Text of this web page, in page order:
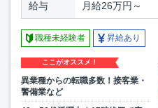
給与 月給26万円～
職種未経験者 昇給あり
ここがオススメ！
異業種からの転職多数！接客業・
警備業など